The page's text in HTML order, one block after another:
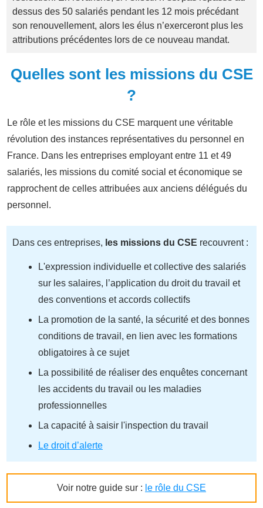
dessus des 50 salariés pendant les 12 mois précédant
son renouvellement, alors les élus n’exerceront plus les
attributions précédentes lors de ce nouveau mandat.
Quelles sont les missions du CSE
?
Le rôle et les missions du CSE marquent une véritable
révolution des instances représentatives du personnel en
France. Dans les entreprises employant entre 11 et 49
salariés, les missions du comité social et économique se
rapprochent de celles attribuées aux anciens délégués du
personnel.
Dans ces entreprises, les missions du CSE recouvrent :
L'expression individuelle et collective des salariés
sur les salaires, l’application du droit du travail et
des conventions et accords collectifs
La promotion de la santé, la sécurité et des bonnes
conditions de travail, en lien avec les formations
obligatoires à ce sujet
La possibilité de réaliser des enquêtes concernant
les accidents du travail ou les maladies
professionnelles
La capacité à saisir l'inspection du travail
Le droit d’alerte
Voir notre guide sur : le rôle du CSE